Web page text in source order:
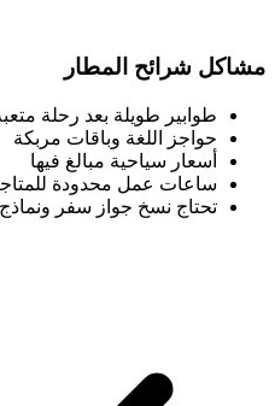
مشاكل شرائح المطار
طوابير طويلة بعد رحلة
حواجز اللغة وباقات مربكة
أسعار سياحية مبالغ فيها
ساعات عمل محدودة
تحتاج نسخ جواز سفر ونماذج